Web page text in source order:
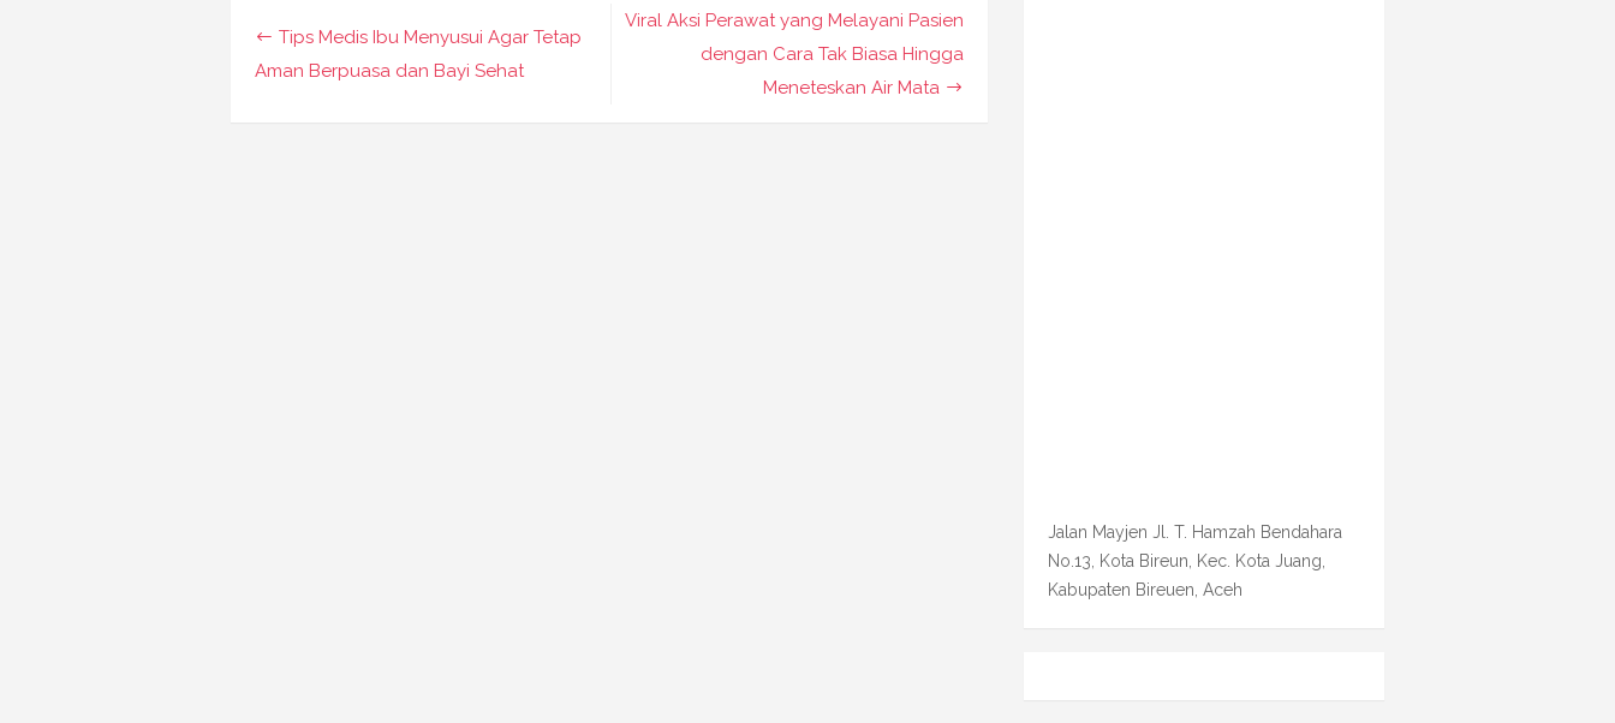
Navigasi
pos
Viral Aksi Perawat yang Melayani Pasien
dengan Cara Tak Biasa Hingga
Meneteskan Air Mata
Tips Medis Ibu Menyusui Agar Tetap
Aman Berpuasa dan Bayi Sehat
Jalan Mayjen Jl. T. Hamzah Bendahara
No.13, Kota Bireun, Kec. Kota Juang,
Kabupaten Bireuen, Aceh